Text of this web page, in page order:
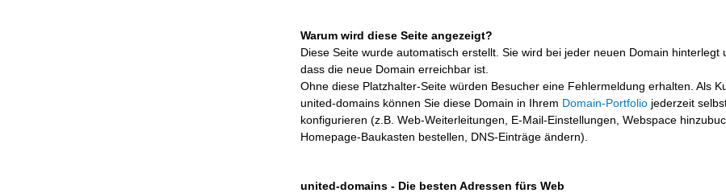
Warum wird diese Seite angezeigt?
Diese Seite wurde automatisch erstellt. Sie wird bei jeder neuen Domain hinterlegt
dass die neue Domain erreichbar ist.
Ohne diese Platzhalter-Seite würden Besucher eine Fehlermeldung erhalten. Als
united-domains können Sie diese Domain in Ihrem Domain-Portfolio jederzeit
konfigurieren (z.B. Web-Weiterleitungen, E-Mail-Einstellungen, Webspace
Homepage-Baukasten bestellen, DNS-Einträge ändern).
united-domains - Die besten Adressen fürs Web